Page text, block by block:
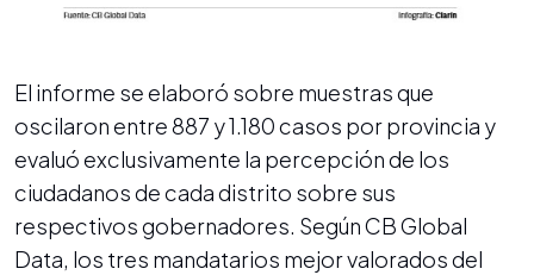
El informe se elaboró sobre muestras que
oscilaron entre 887 y 1.180 casos por provincia y
evaluó exclusivamente la percepción de los
ciudadanos de cada distrito sobre sus
respectivos gobernadores. Según CB Global
Data, los tres mandatarios mejor valorados del